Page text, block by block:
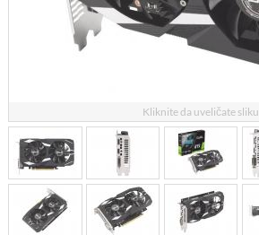
Kliknite da uveličate sliku